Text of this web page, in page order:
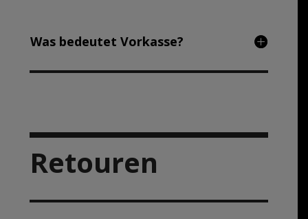
Was bedeutet Vorkasse?
Retouren